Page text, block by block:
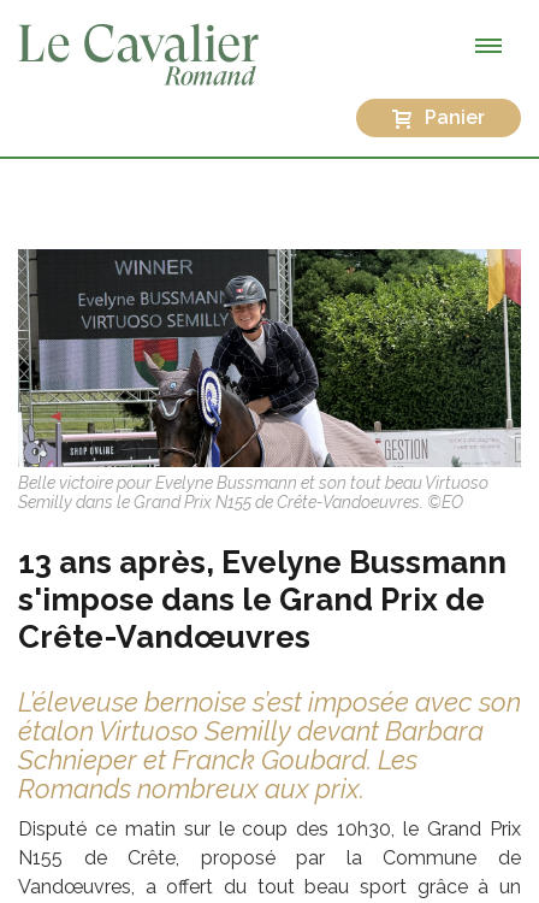
Panier
Belle victoire pour Evelyne Bussmann et son tout beau Virtuoso
Semilly dans le Grand Prix N155 de Crête-Vandoeuvres. ©EO
13 ans après, Evelyne Bussmann
s'impose dans le Grand Prix de
Crête-Vandœuvres
L’éleveuse bernoise s’est imposée avec son
étalon Virtuoso Semilly devant Barbara
Schnieper et Franck Goubard. Les
Romands nombreux aux prix.
Disputé ce matin sur le coup des 10h30, le Grand Prix
N155 de Crête, proposé par la Commune de
Vandœuvres, a offert du tout beau sport grâce à un